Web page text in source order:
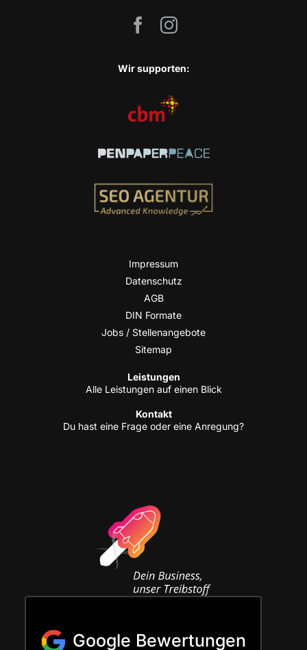
Wir sup­port­en:
Impres­sum
Daten­schutz
AGB
DIN For­ma­te
Jobs / Stellenangebote
Site­map
Leis­tun­gen
Alle Leis­tun­gen auf einen Blick
Kon­takt
Du hast eine Fra­ge oder eine Anregung?
Google Bewertungen